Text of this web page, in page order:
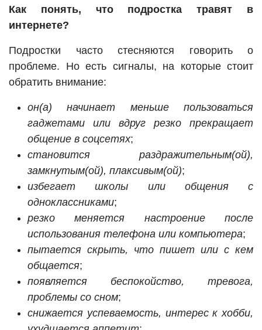
Как понять, что подростка травят в
интернете?
Подростки часто стесняются говорить о
проблеме. Но есть сигналы, на которые стоит
обратить внимание:
он(а) начинает меньше пользоваться
гаджетами или вдруг резко прекращает
общение в соцсетях;
становится раздражительным(ой),
замкнутым(ой), плаксивым(ой);
избегает школы или общения с
одноклассниками;
резко меняется настроение после
использования телефона или компьютера;
пытается скрыть, что пишет или с кем
общается;
появляется беспокойство, тревога,
проблемы со сном;
снижается успеваемость, интерес к хобби,